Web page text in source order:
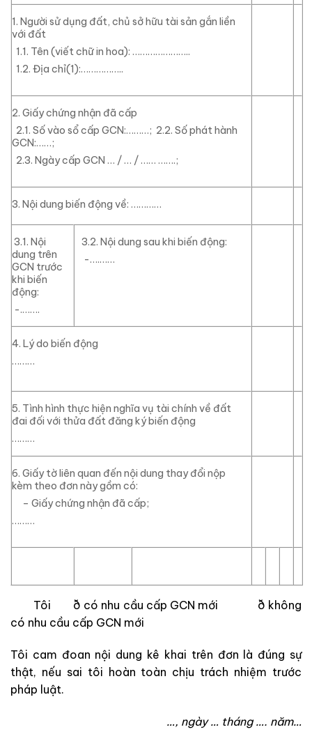
1. Người sử dụng đất, chủ sở hữu tài sản gắn liền
với đất
1.1. Tên (viết chữ in hoa): …………………..
1.2. Địa chỉ(1):……………..
2. Giấy chứng nhận đã cấp
2.1. Số vào sổ cấp GCN:………; 2.2. Số phát hành
GCN:……;
2.3. Ngày cấp GCN … / … / …… …….;
3. Nội dung biến động về: …………
3.1. Nội
dung trên
GCN trước
khi biến
động:
-.…….
3.2. Nội dung sau khi biến động:
-….……
4. Lý do biến động
………
5. Tình hình thực hiện nghĩa vụ tài chính về đất
đai đối với thửa đất đăng ký biến động
………
6. Giấy tờ liên quan đến nội dung thay đổi nộp
kèm theo đơn này gồm có:
– Giấy chứng nhận đã cấp;
………
Tôi ð có nhu cầu cấp GCN mới ð không
có nhu cầu cấp GCN mới
Tôi cam đoan nội dung kê khai trên đơn là đúng sự
thật, nếu sai tôi hoàn toàn chịu trách nhiệm trước
pháp luật.
…, ngày… tháng …. năm…